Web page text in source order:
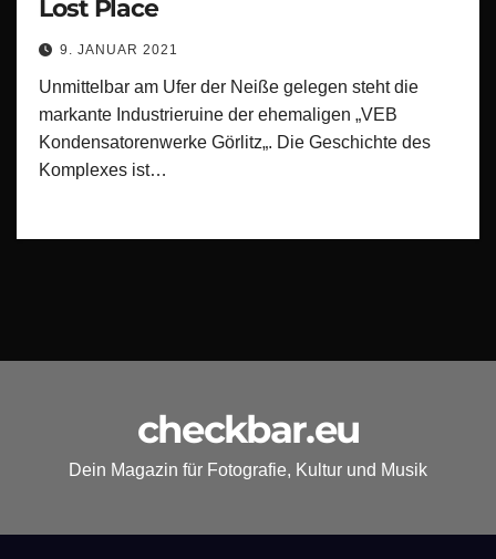
Lost Place
9. JANUAR 2021
Unmittelbar am Ufer der Neiße gelegen steht die
markante Industrieruine der ehemaligen „VEB
Kondensatorenwerke Görlitz„. Die Geschichte des
Komplexes ist…
checkbar.eu
Dein Magazin für Fotografie, Kultur und Musik